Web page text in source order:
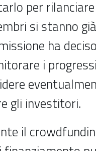
per rilanciare
si stanno
ha
i
gli investitori.
il